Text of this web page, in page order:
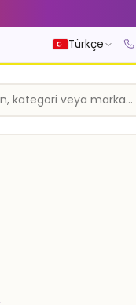
Türkçe